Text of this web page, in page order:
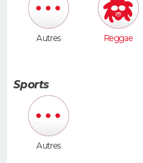
Autres Reggae
Sports
Autres